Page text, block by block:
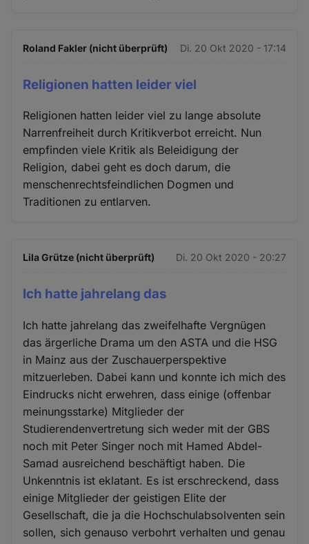
Roland Fakler (nicht überprüft) Di. 20 Okt 2020 - 17:14
Religionen hatten leider viel
Religionen hatten leider viel zu lange absolute
Narrenfreiheit durch Kritikverbot erreicht. Nun
empfinden viele Kritik als Beleidigung der
Religion, dabei geht es doch darum, die
menschenrechtsfeindlichen Dogmen und
Traditionen zu entlarven.
Lila Grütze (nicht überprüft) Di. 20 Okt 2020 - 20:27
Ich hatte jahrelang das
Ich hatte jahrelang das zweifelhafte Vergnügen
das ärgerliche Drama um den ASTA und die HSG
in Mainz aus der Zuschauerperspektive
mitzuerleben. Dabei kann und konnte ich mich des
Eindrucks nicht erwehren, dass einige (offenbar
meinungsstarke) Mitglieder der
Studierendenvertretung sich weder mit der GBS
noch mit Peter Singer noch mit Hamed Abdel-
Samad ausreichend beschäftigt haben. Die
Unkenntnis ist eklatant. Es ist erschreckend, dass
einige Mitglieder der geistigen Elite der
Gesellschaft, die ja die Hochschulabsolventen sein
sollen, sich genauso verbohrt verhalten und genau